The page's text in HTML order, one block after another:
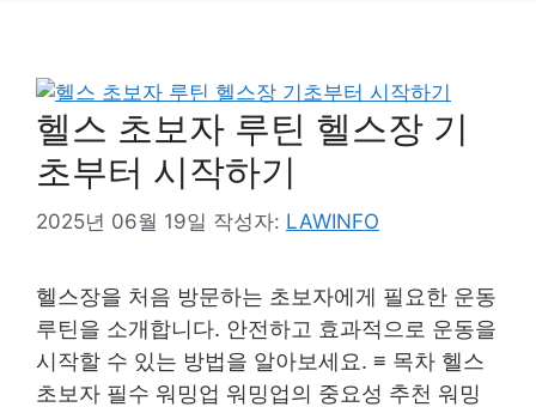
헬스 초보자 루틴 헬스장 기
초부터 시작하기
2025년 06월 19일 작성자: LAWINFO
헬스장을 처음 방문하는 초보자에게 필요한 운동
루틴을 소개합니다. 안전하고 효과적으로 운동을
시작할 수 있는 방법을 알아보세요. ≡ 목차 헬스
초보자 필수 워밍업 워밍업의 중요성 추천 워밍